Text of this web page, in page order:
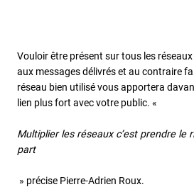
Vouloir être présent sur tous les
aux messages délivrés et au contraire
réseau bien utilisé vous apportera
lien plus fort avec votre public. «
Multiplier les réseaux c’est prendre le
part
» précise Pierre-Adrien Roux.